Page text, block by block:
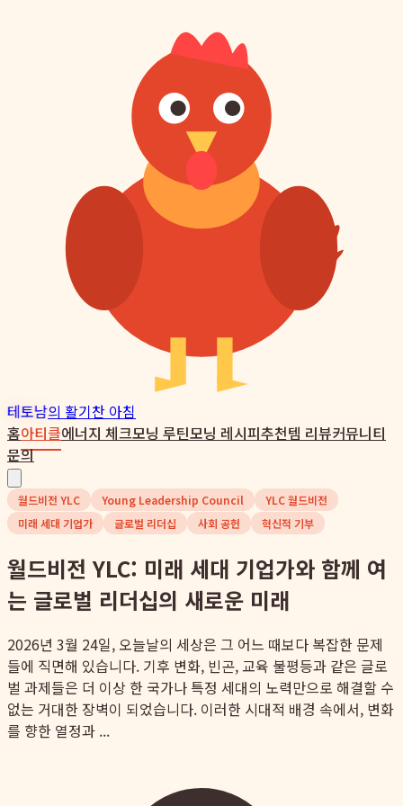
테토남의 활기찬 아침
홈아티클에너지 체크모닝 루틴모닝 레시피추천템 리뷰커뮤니티
문의
월드비전 YLC Young Leadership Council
YLC 월드비전
미래 세대 기업가
글로벌 리더십 사회 공헌 혁신적 기부
월드비전 YLC: 미래 세대 기업가와 함께 여
는 글로벌 리더십의 새로운 미래
2026년 3월 24일, 오늘날의 세상은 그 어느 때보다 복잡한 문제
들에 직면해 있습니다. 기후 변화, 빈곤, 교육 불평등과 같은 글로
벌 과제들은 더 이상 한 국가나 특정 세대의 노력만으로 해결할 수
없는 거대한 장벽이 되었습니다. 이러한 시대적 배경 속에서, 변화
를 향한 열정과 ...